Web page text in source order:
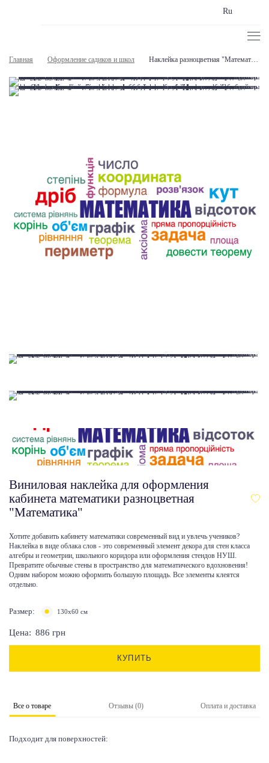
Ru
Главная Оформление садиков и школ Наклейка разноцветная "Математика"
Виниловая наклейка для оформления
кабинета математики разноцветная
"Математика"
Хотите добавить кабинету математики современный вид и увлечь учеников?
Наклейка в виде облака слов - это современный элемент декора для стен класса
алгебры и геометрии, школьного коридора или оформления стендов НУШ.
Превратите обычные стены в пространство для математического вдохновения!
Одним набором можно оформить большую площадь. Все элементы клеятся
отдельно.
Размер: 130х60 см
Цена: 886 грн
КУПИТЬ
Все о товаре Отзывы (0) Оплата и доставка
Подходит для поверхностей: